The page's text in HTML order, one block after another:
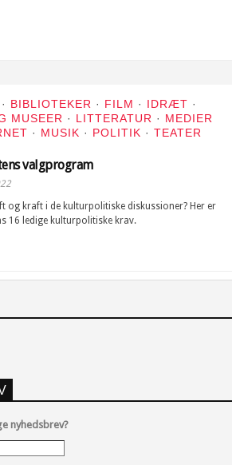
· BIBLIOTEKER · FILM · IDRÆT ·
MUSEER · LITTERATUR · MEDIER
· MUSIK · POLITIK · TEATER
valgprogram
og kraft i de kulturpolitiske diskussioner? Her er
16 ledige kulturpolitiske krav.
nyhedsbrev?